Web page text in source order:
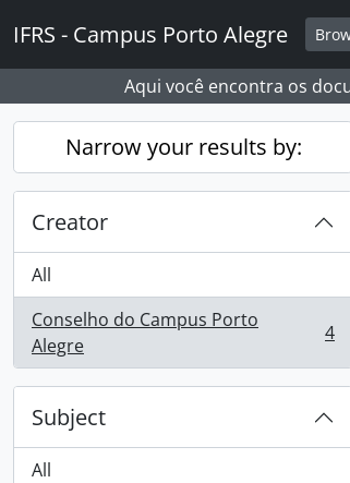
IFRS - Campus Porto Alegre
Aqui você encontra os
Narrow your results by:
Creator
All
Conselho do Campus Porto
Alegre
, 4 results 4
Subject
All